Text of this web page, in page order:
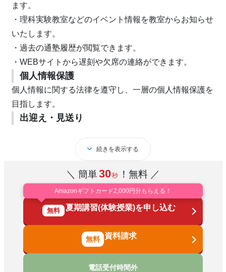
ます。
・理科実験教室などのイベント情報を教室からお知らせ
いたします。
・過去の通塾履歴が閲覧できます。
・WEBサイトから遅刻や欠席の連絡ができます。
個人情報保護
個人情報に関する法律を遵守し、一層の個人情報保護を
目指します。
出迎え・見送り
を行わせて頂き「こんにちは」「さようなら」と生徒一
ために備えています。
巡回講師によるチェック体制
授業アドバイザーが教室を巡回し、保護者の視点で授業
をチェックします。
災害時情報
災害発生時の避難場所・休講連絡等はこちらに掲載しま
す。 併せてKitazoシステムからもメール配信します。
続きを表示する
＼ 簡単30秒 ！無料 ／
Amazonギフトカード2,000円分もらえる！
無料 夏期講習(体験授業)を申し込む
資料請求
電話受付時間外